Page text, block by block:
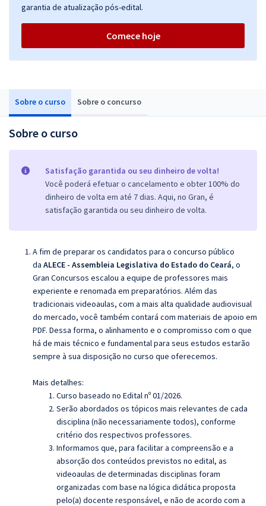
Sobre o curso Sobre o concurso
Sobre o curso
Satisfação garantida ou seu dinheiro de volta!
Você poderá efetuar o cancelamento e obter 100% do
dinheiro de volta em até 7 dias. Aqui, no Gran, é
satisfação garantida ou seu dinheiro de volta.
A fim de preparar os candidatos para o concurso público
da ALECE - Assembleia Legislativa do Estado do Ceará, o
Gran Concursos escalou a equipe de professores mais
experiente e renomada em preparatórios. Além das
tradicionais videoaulas, com a mais alta qualidade audiovisual
do mercado, você também contará com materiais de apoio em
PDF. Dessa forma, o alinhamento e o compromisso com o que
há de mais técnico e fundamental para seus estudos estarão
sempre à sua disposição no curso que oferecemos.
Mais detalhes:
Curso baseado no Edital nº 01/2026.
Serão abordados os tópicos mais relevantes de cada
disciplina (não necessariamente todos), conforme
critério dos respectivos professores.
Informamos que, para facilitar a compreensão e a
absorção dos conteúdos previstos no edital, as
videoaulas de determinadas disciplinas foram
organizadas com base na lógica didática proposta
pelo(a) docente responsável, e não de acordo com a
garantia de atualização pós-edital.
Comece hoje